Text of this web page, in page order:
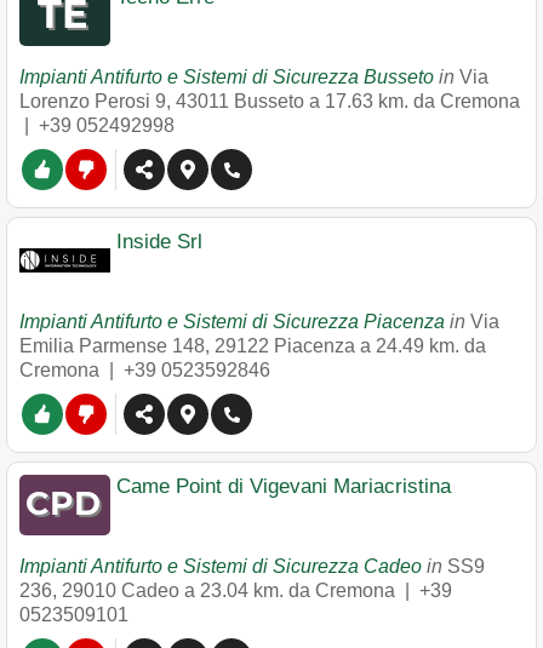
Impianti Antifurto e Sistemi di Sicurezza Busseto in Via
Lorenzo Perosi 9, 43011 Busseto a 17.63 km. da Cremona
+39 052492998
Inside Srl
Impianti Antifurto e Sistemi di Sicurezza Piacenza in Via
Emilia Parmense 148, 29122 Piacenza a 24.49 km. da
Cremona | +39 0523592846
Came Point di Vigevani Mariacristina
Impianti Antifurto e Sistemi di Sicurezza Cadeo in SS9
236, 29010 Cadeo a 23.04 km. da Cremona | +39
0523509101